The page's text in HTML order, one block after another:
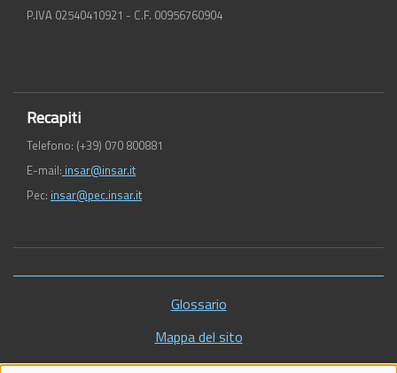
P.IVA 02540410921 - C.F. 00956760904
Recapiti
Telefono: (+39) 070 800881
E-mail: insar@insar.it
Pec: insar@pec.insar.it
Glossario
Mappa del sito